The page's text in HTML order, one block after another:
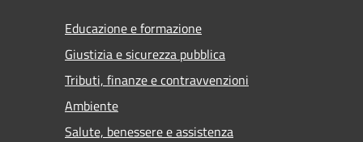
Educazione e formazione
Giustizia e sicurezza pubblica
Tributi, finanze e contravvenzioni
Ambiente
Salute, benessere e assistenza